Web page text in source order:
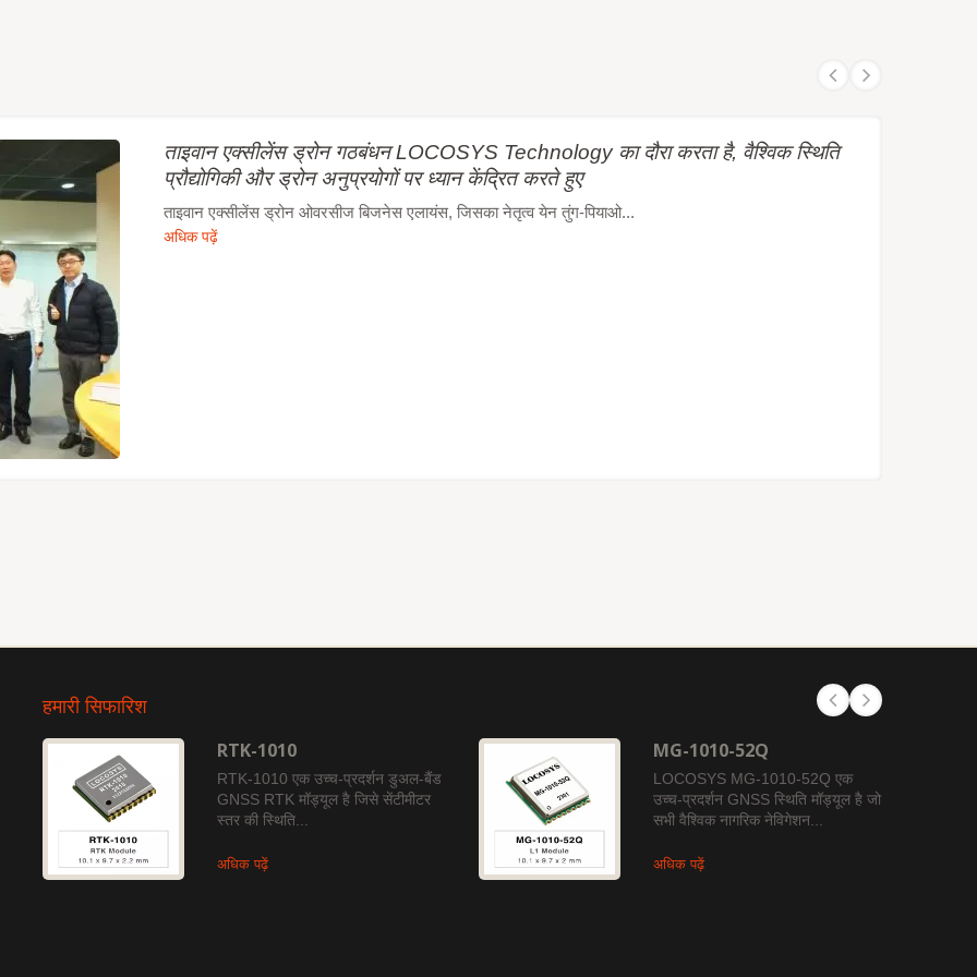
ताइवान एक्सीलेंस ड्रोन गठबंधन LOCOSYS Technology का दौरा करता है, वैश्विक स्थिति
प्रौद्योगिकी और ड्रोन अनुप्रयोगों पर ध्यान केंद्रित करते हुए
ताइवान एक्सीलेंस ड्रोन ओवरसीज बिजनेस एलायंस, जिसका नेतृत्व येन तुंग-पियाओ...
अधिक पढ़ें
हमारी सिफारिश
RTK-1010
RTK-1010 एक उच्च-प्रदर्शन डुअल-बैंड
GNSS RTK मॉड्यूल है जिसे सेंटीमीटर
स्तर की स्थिति...
अधिक पढ़ें
MG-1010-52Q
LOCOSYS MG-1010-52Q एक
उच्च-प्रदर्शन GNSS स्थिति मॉड्यूल है जो
सभी वैश्विक नागरिक नेविगेशन...
अधिक पढ़ें